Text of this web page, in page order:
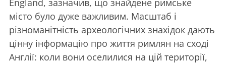
England, зазначив, що знайдене римське
місто було дуже важливим. Масштаб і
різноманітність археологічних знахідок дають
цінну інформацію про життя римлян на сході
Англії: коли вони оселилися на цій території,